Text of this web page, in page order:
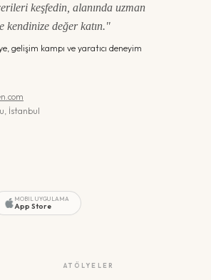
keşfedin, alanında uzman
kendinize değer katın."
gelişim kampı ve yaratıcı deneyim
İstanbul
MOBIL UYGULAMA
App Store
ATÖLYELER